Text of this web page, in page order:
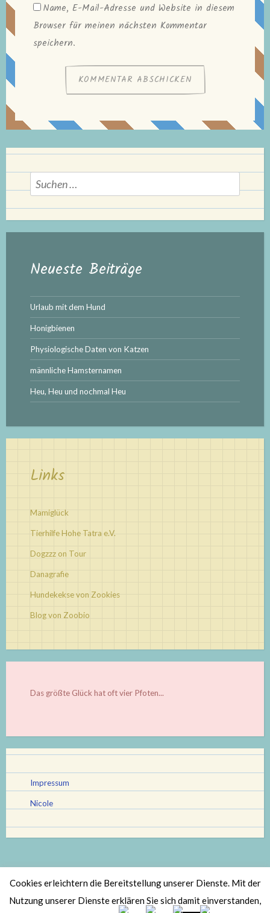
Name, E-Mail-Adresse und Website in diesem
Browser für meinen nächsten Kommentar
speichern.
Suchen
nach:
Neueste Beiträge
Urlaub mit dem Hund
Honigbienen
Physiologische Daten von Katzen
männliche Hamsternamen
Heu, Heu und nochmal Heu
Links
Mamiglück
Tierhilfe Hohe Tatra e.V.
Dogzzz on Tour
Danagrafie
Hundekekse von Zookies
Blog von Zoobio
Das größte Glück hat oft vier Pfoten...
Impressum
Nicole
Stolz bereitgestellt von WordPress |
Theme: Scratchpad von
Cookies erleichtern die Bereitstellung unserer Dienste. Mit der
Nutzung unserer Dienste erklären Sie sich damit einverstanden,